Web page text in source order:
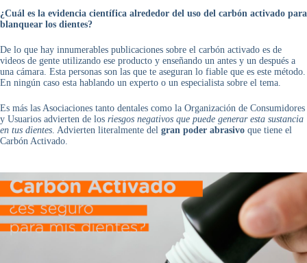
¿Cuál es la evidencia científica alrededor del uso del carbón activado para
blanquear los dientes?
De lo que hay innumerables publicaciones sobre el carbón activado es de
videos de gente utilizando ese producto y enseñando un antes y un después a
una cámara. Esta personas son las que te aseguran lo fiable que es este método.
En ningún caso esta hablando un experto o un especialista sobre el tema.
Es más las Asociaciones tanto dentales como la Organización de Consumidores
y Usuarios advierten de los riesgos negativos que puede generar esta sustancia
en tus dientes. Advierten literalmente del gran poder abrasivo que tiene el
Carbón Activado.